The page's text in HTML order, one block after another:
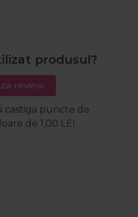
produsul?
review
castiga puncte de
de 1,00 LEI.